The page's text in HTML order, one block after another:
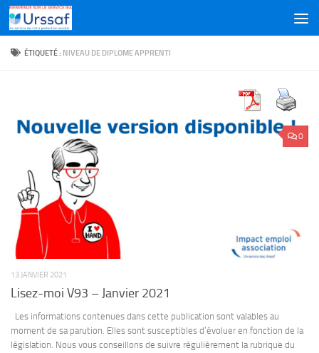
Skip to content
ÉTIQUETÉ : NIVEAU DE DIPLOME APPRENTI
0
13 JANVIER 2021
Lisez-moi V93 – Janvier 2021
Les informations contenues dans cette publication sont valables au
moment de sa parution. Elles sont susceptibles d’évoluer en fonction de la
législation. Nous vous conseillons de suivre régulièrement la rubrique du